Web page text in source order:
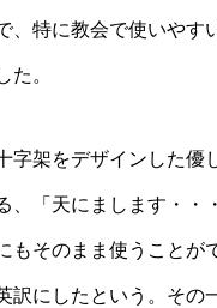
、特に教会で使いや
た。
字架をデザインした
、「天にまします・
もそのまま使うこと
訳にしたという。そ